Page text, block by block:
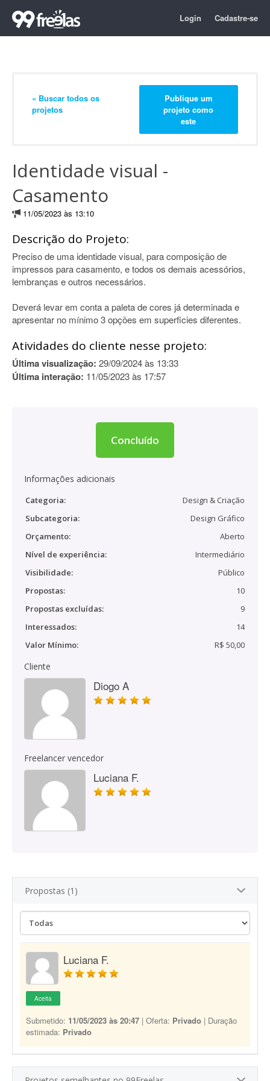
Login Cadastre-se
« Buscar todos os
projetos
Publique um
projeto como
este
Identidade visual -
Casamento
11/05/2023 às 13:10
Descrição do Projeto:
Preciso de uma identidade visual, para composição de
impressos para casamento, e todos os demais acessórios,
lembranças e outros necessários.
Deverá levar em conta a paleta de cores já determinada e
apresentar no mínimo 3 opções em superficies diferentes.
Atividades do cliente nesse projeto:
Última visualização: 29/09/2024 às 13:33
Última interação: 11/05/2023 às 17:57
Concluído
Informações adicionais
Categoria:
Design & Criação
Subcategoria:
Design Gráfico
Orçamento:
Aberto
Nível de experiência:
Intermediário
Visibilidade:
Público
Propostas:
10
Propostas excluídas:
9
Interessados:
14
Valor Mínimo:
R$ 50,00
Cliente
Diogo A
Freelancer vencedor
Luciana F.
Propostas (1)
Luciana F.
Aceita
Submetido: 11/05/2023 às 20:47 | Oferta: Privado | Duração
estimada: Privado